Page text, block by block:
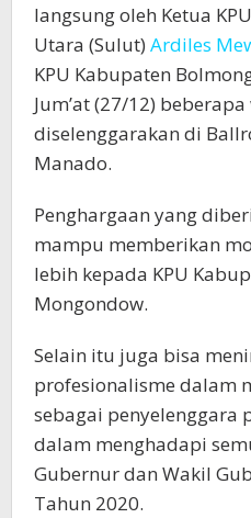
langsung oleh Ketua
Utara (Sulut) Ardiles
KPU Kabupaten
Jum’at (27/12)
diselenggarakan di
Manado.
Penghargaan yang
mampu memberikan
lebih kepada KPU
Mongondow.
Selain itu juga bisa
profesionalisme dalam
sebagai penyelenggara
dalam menghadapi
Gubernur dan Wakil
Tahun 2020.